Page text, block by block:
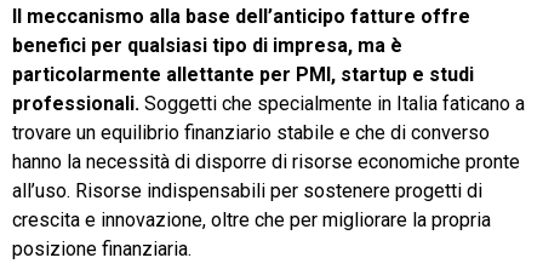
Il meccanismo alla base dell’anticipo fatture offre
benefici per qualsiasi tipo di impresa, ma è
particolarmente allettante per PMI, startup e studi
professionali. Soggetti che specialmente in Italia faticano a
trovare un equilibrio finanziario stabile e che di converso
hanno la necessità di disporre di risorse economiche pronte
all’uso. Risorse indispensabili per sostenere progetti di
crescita e innovazione, oltre che per migliorare la propria
posizione finanziaria.